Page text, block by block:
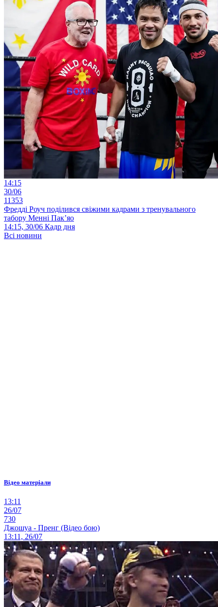
14:15
30/06
11353
Фредді Роуч поділився свіжими кадрами з тренувального
табору Менні Пак’яо
14:15, 30/06 Кадр дня
Всі новини
Відео матеріали
13:11
26/07
730
Джошуа - Пренг (Відео бою)
13:11, 26/07